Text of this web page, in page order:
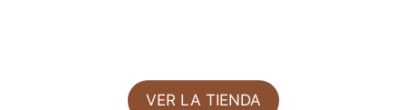
VER LA TIENDA